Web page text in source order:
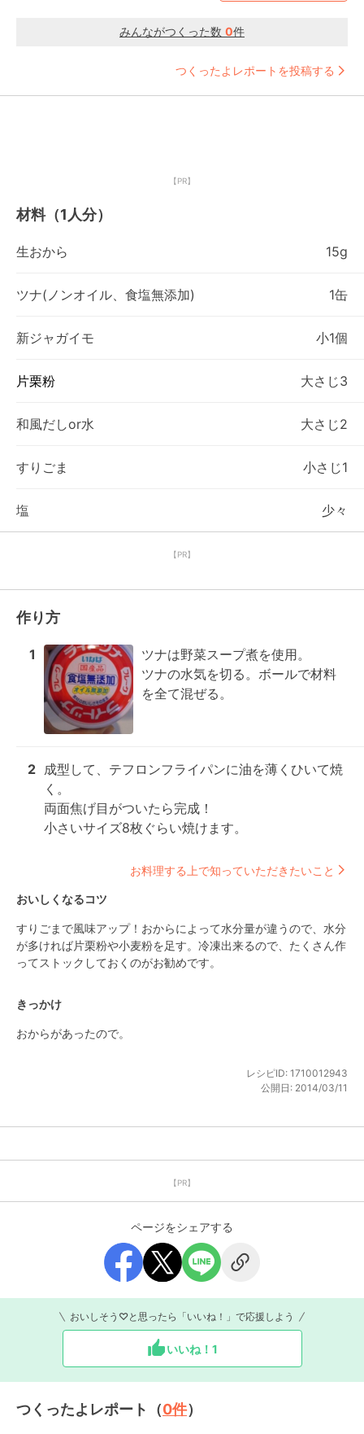
みんながつくった数 0件
つくったよレポートを投稿する
【PR】
材料（1人分）
生おから 15g
ツナ(ノンオイル、食塩無添加) 1缶
新ジャガイモ 小1個
片栗粉 大さじ3
和風だしor水 大さじ2
すりごま 小さじ1
塩 少々
【PR】
作り方
1
ツナは野菜スープ煮を使用。
ツナの水気を切る。ボールで材料
を全て混ぜる。
2 成型して、テフロンフライパンに油を薄くひいて焼
く。
両面焦げ目がついたら完成！
小さいサイズ8枚ぐらい焼けます。
お料理する上で知っていただきたいこと
おいしくなるコツ
すりごまで風味アップ！おからによって水分量が違うので、水分
が多ければ片栗粉や小麦粉を足す。冷凍出来るので、たくさん作
ってストックしておくのがお勧めです。
きっかけ
おからがあったので。
レシピID: 1710012943
公開日: 2014/03/11
【PR】
ページをシェアする
おいしそう♡と思ったら「いいね！」で応援しよう
いいね！ 1
つくったよレポート（0件）